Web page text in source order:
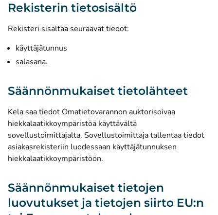
Rekisterin tietosisältö
Rekisteri sisältää seuraavat tiedot:
käyttäjätunnus
salasana.
Säännönmukaiset tietolähteet
Kela saa tiedot Omatietovarannon auktorisoivaa
hiekkalaatikkoympäristöä käyttävältä
sovellustoimittajalta. Sovellustoimittaja tallentaa tiedot
asiakasrekisteriin luodessaan käyttäjätunnuksen
hiekkalaatikkoympäristöön.
Säännönmukaiset tietojen
luovutukset ja tietojen siirto EU:n